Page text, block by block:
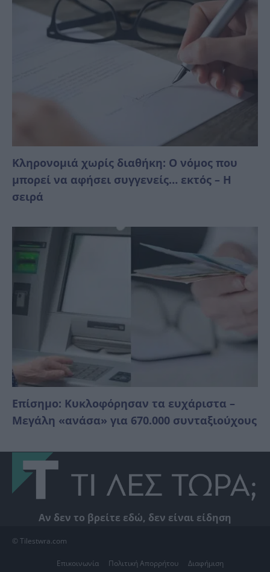
Κληρονομιά χωρίς διαθήκη: Ο νόμος που
μπορεί να αφήσει συγγενείς… εκτός – Η
σειρά
Επίσημο: Κυκλοφόρησαν τα ευχάριστα –
Μεγάλη «ανάσα» για 670.000 συνταξιούχους
Αν δεν το βρείτε εδώ, δεν είναι είδηση
© Tilestwra.com
Επικοινωνία Πολιτική Απορρήτου Διαφήμιση